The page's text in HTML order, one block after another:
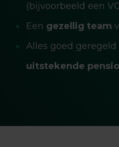
(bijvoorbeeld een
Een gezellig team
Alles goed geregeld
uitstekende